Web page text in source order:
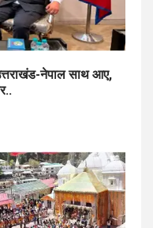
नेपाल साथ आए,